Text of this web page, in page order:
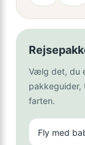
Vælg det, du
pakkeguider,
farten.
Fly med